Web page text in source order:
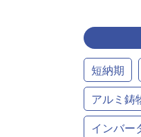
短納期
アルミ鋳
インバー